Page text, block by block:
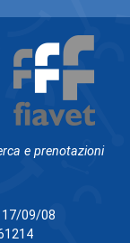
e prenotazioni
17/09/08